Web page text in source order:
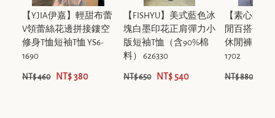
【Y.JIA伊嘉】輕甜布蕾
V領蕾絲花邊拼接鏤空
修身T恤短袖T恤 YS6-
1690
NT$ 460 NT$ 380
【FISHYU】美式藍色冰
塊白墨印花正肩彈力小
版短袖T恤（含90%棉
料） 626330
NT$ 650 NT$ 540
【素心蘭/
閒百搭垂感
休閒褲(含
1702
NT$ 880